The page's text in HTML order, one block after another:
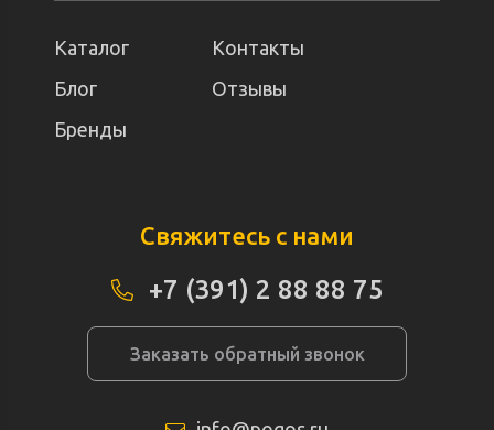
Каталог
Контакты
Блог
Отзывы
Бренды
Свяжитесь с нами
+7 (391) 2 88 88 75
Заказать обратный звонок